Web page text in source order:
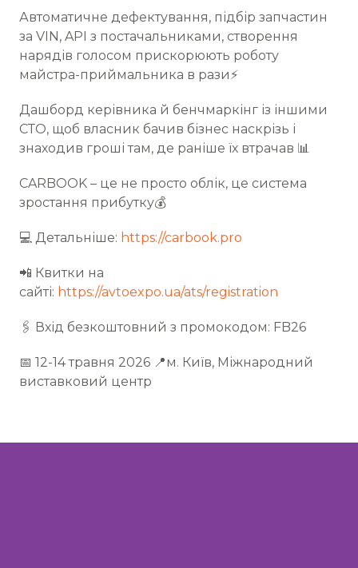
Автоматичне дефектування, підбір запчастин
за VIN, API з постачальниками, створення
нарядів голосом прискорюють роботу
майстра-приймальника в рази⚡
Дашборд керівника й бенчмаркінг із іншими
СТО, щоб власник бачив бізнес наскрізь і
знаходив гроші там, де раніше їх втрачав 📊
CARBOOK – це не просто облік, це система
зростання прибутку💰
💻 Детальніше: https://carbook.pro
📲 Квитки на
сайті: https://avtoexpo.ua/ats/registration
🖇 Вхід безкоштовний з промокодом: FB26
📅 12-14 травня 2026 📍м. Київ, Міжнародний
виставковий центр